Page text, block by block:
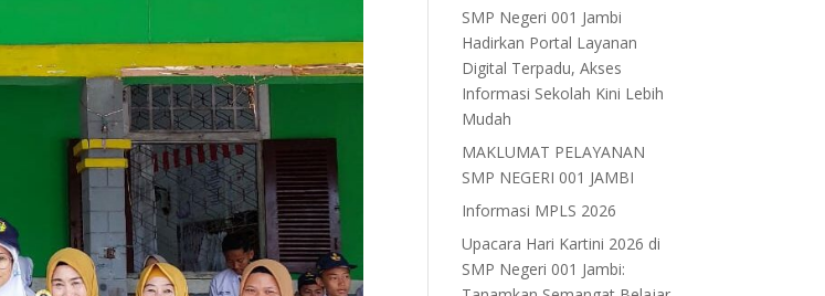
SMP Negeri 001 Jambi
Hadirkan Portal Layanan
Digital Terpadu, Akses
Informasi Sekolah Kini Lebih
Mudah
MAKLUMAT PELAYANAN
SMP NEGERI 001 JAMBI
Informasi MPLS 2026
Upacara Hari Kartini 2026 di
SMP Negeri 001 Jambi: